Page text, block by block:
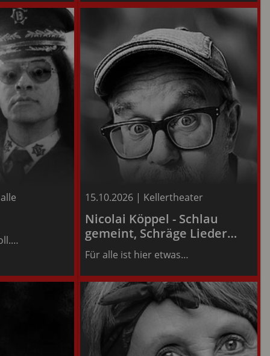
15.10.2026 | Kellertheater
Nicolai Köppel - Schlau
gemeint, Schräge Lieder
zum Stand der Lage
Für alle ist hier etwas…
Infos
Tickets